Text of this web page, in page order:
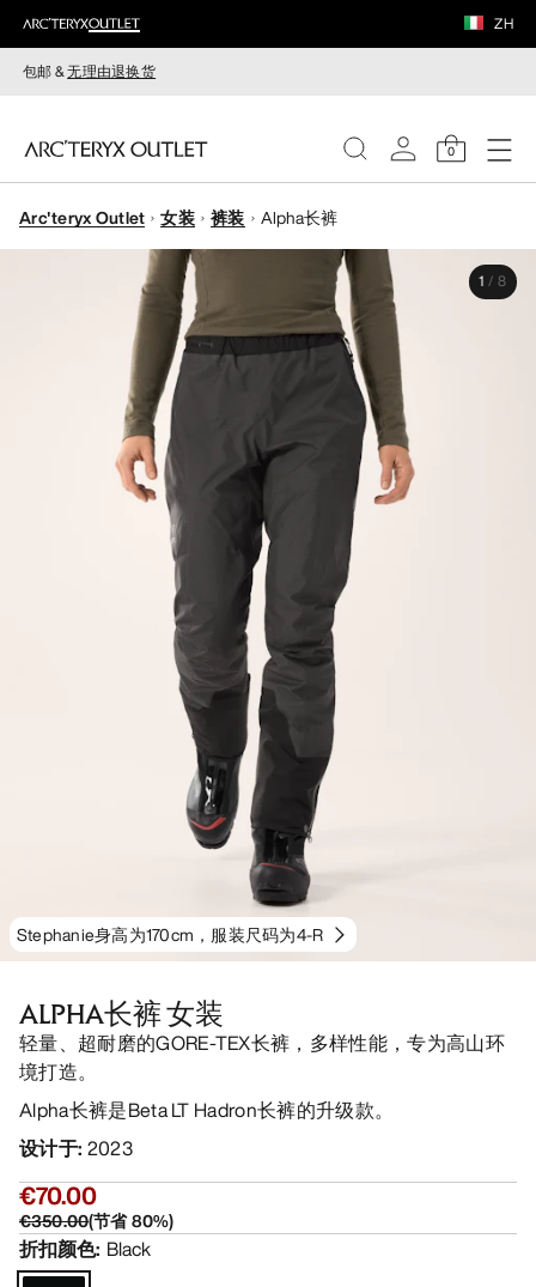
ZH
包邮 &无理由退换货
0
女装
Arc'teryx Outlet 女装 裤装 Alpha长裤
Stephanie身高为170cm，服装尺码为4-R
1 / 8
ALPHA长裤 女装
轻量、超耐磨的GORE-TEX长裤，多样性能，专为高山环
境打造。
Alpha长裤是Beta LT Hadron长裤的升级款。
设计于: 2023
€70.00
€350.00(节省80%)
折扣颜色: Black